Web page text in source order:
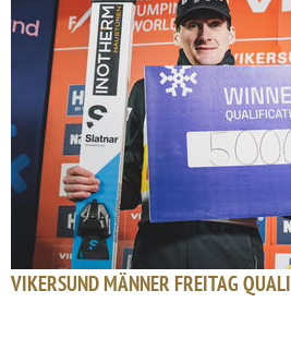
VIKERSUND MÄNNER FREITAG QUALI